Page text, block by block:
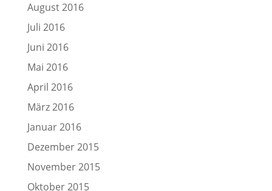
August 2016
Juli 2016
Juni 2016
Mai 2016
April 2016
März 2016
Januar 2016
Dezember 2015
November 2015
Oktober 2015